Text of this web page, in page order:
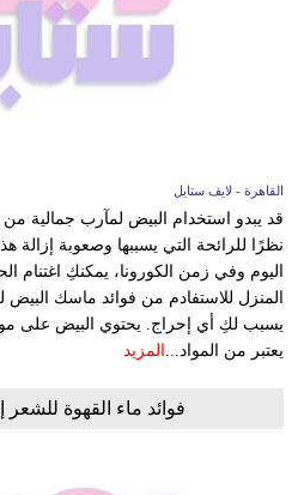
القاهرة - لايف ستايل
قد يبدو استخدام البيض لمآرب جمالية من
نظرًا للرائحة التي يسببها وصعوبة
اليوم وفي زمن الكورونا، يمكنكِ
المنزل للاستفادم من فوائد ماسك
يسبب لكِ أي إحراج. يحتوي البيض على
يعتبر من المواد... المزيد
فوائد ماء القهوة